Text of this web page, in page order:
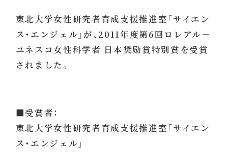
東北大学女性研究者育成支援推進室「サイエン
ス・エンジェル」が、2011年度第6回ロレアル－
ユネスコ女性科学者 日本奨励賞特別賞を受賞
されました。
■受賞者：
東北大学女性研究者育成支援推進室「サイエン
ス・エンジェル」